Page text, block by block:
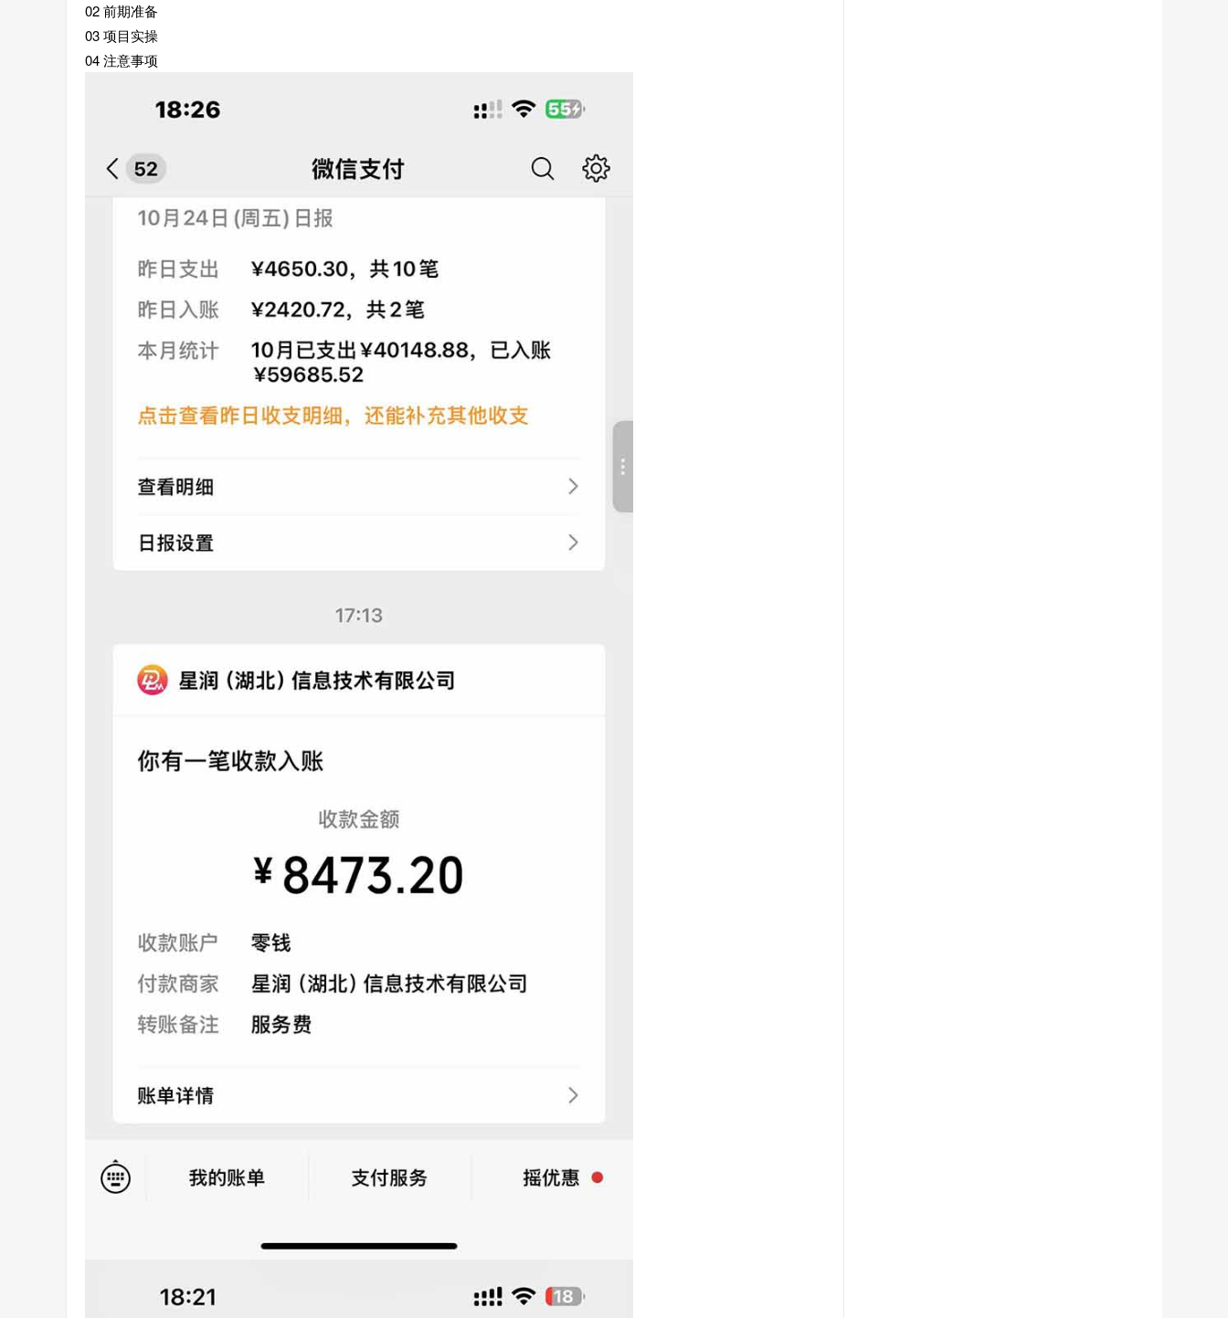
02 前期准备
03 项目实操
04 注意事项